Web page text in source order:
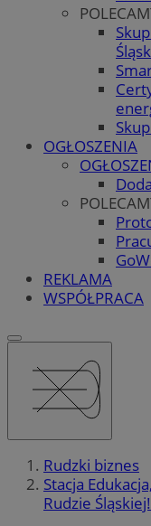
OGŁOSZENIA
REKLAMA
WSPÓŁPRACA
Rudzki biznes
Stacja
Rudzie